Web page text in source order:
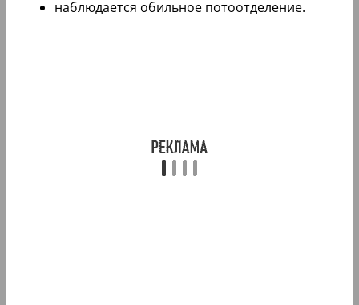
наблюдается обильное потоотделение.